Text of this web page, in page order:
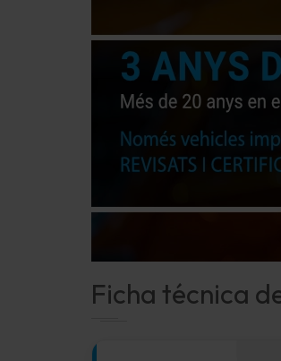
Ficha técnica